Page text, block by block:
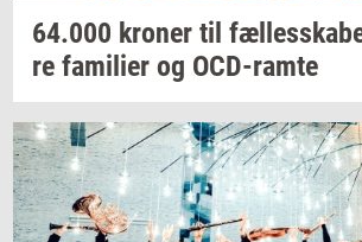
64.000 kro­ner til
re fa­mi­li­er og OCD-​ramte